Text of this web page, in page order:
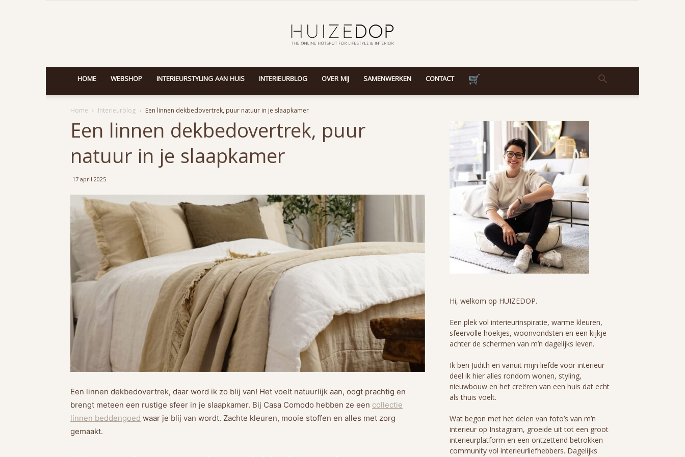
HOME WEBSHOP INTERIEURSTYLING AAN HUIS INTERIEURBLOG OVER MIJ SAMENWERKEN CONTACT
Home Interieurblog Een linnen dekbedovertrek, puur natuur in je slaapkamer
Een linnen dekbedovertrek, puur
natuur in je slaapkamer
17 april 2025
Een linnen dekbedovertrek, daar word ik zo blij van! Het voelt natuurlijk aan, oogt prachtig en
brengt meteen een rustige sfeer in je slaapkamer. Bij Casa Comodo hebben ze een collectie
linnen beddengoed waar je blij van wordt. Zachte kleuren, mooie stoffen en alles met zorg
gemaakt.
Hi, welkom op HUIZEDOP.
Een plek vol interieurinspiratie, warme kleuren,
sfeervolle hoekjes, woonvondsten en een kijkje
achter de schermen van m’n dagelijks leven.
Ik ben Judith en vanuit mijn liefde voor interieur
deel ik hier alles rondom wonen, styling,
nieuwbouw en het creëren van een huis dat echt
als thuis voelt.
Wat begon met het delen van foto’s van m’n
interieur op Instagram, groeide uit tot een groot
interieurplatform en een ontzettend betrokken
community vol interieurliefhebbers. Dagelijks